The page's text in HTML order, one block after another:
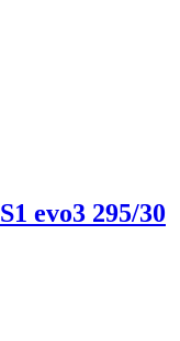
evo3 295/30